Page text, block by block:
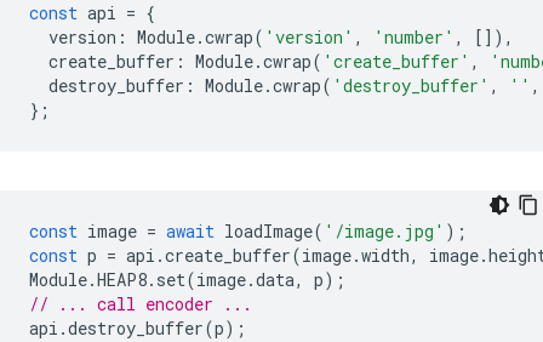
const api = {
version : Module.cwrap( 'version' , 'number' ,
[]),
create_buffer : Module.cwrap( 'create_buffer' ,
destroy_buffer : Module.cwrap( 'destroy_buffer' , '' ,
};
const image = await loadImage( '/image.jpg' );
const p = api .create_buffer(image.width, image.
Module.HEAP8. set(image.data, p);
// ... call encoder ...
api .destroy_buffer(p);